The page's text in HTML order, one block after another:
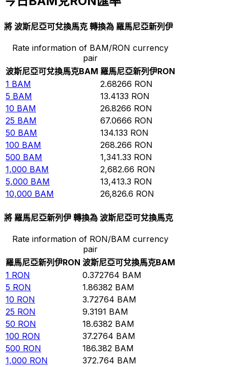
將 波斯尼亞可兌換馬克 轉換為 羅馬尼亞新列伊
Rate information of BAM/RON currency
pair
波斯尼亞可兌換馬克BAM 羅馬尼亞新列伊RON
1 BAM 2.68266 RON
5 BAM 13.4133 RON
10 BAM 26.8266 RON
25 BAM 67.0666 RON
50 BAM 134.133 RON
100 BAM 268.266 RON
500 BAM 1,341.33 RON
1,000 BAM 2,682.66 RON
5,000 BAM 13,413.3 RON
10,000 BAM 26,826.6 RON
將 羅馬尼亞新列伊 轉換為 波斯尼亞可兌換馬克
Rate information of RON/BAM currency
pair
羅馬尼亞新列伊RON 波斯尼亞可兌換馬克BAM
1 RON 0.372764 BAM
5 RON 1.86382 BAM
10 RON 3.72764 BAM
25 RON 9.3191 BAM
50 RON 18.6382 BAM
100 RON 37.2764 BAM
500 RON 186.382 BAM
1,000 RON 372.764 BAM